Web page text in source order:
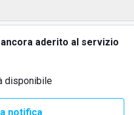
aderito al servizio
disponibile
notifica